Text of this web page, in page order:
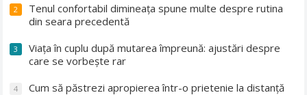
2
Tenul confortabil dimineața spune multe despre rutina
din seara precedentă
3
Viața în cuplu după mutarea împreună: ajustări despre
care se vorbește rar
4 Cum să păstrezi apropierea într-o prietenie la distanță